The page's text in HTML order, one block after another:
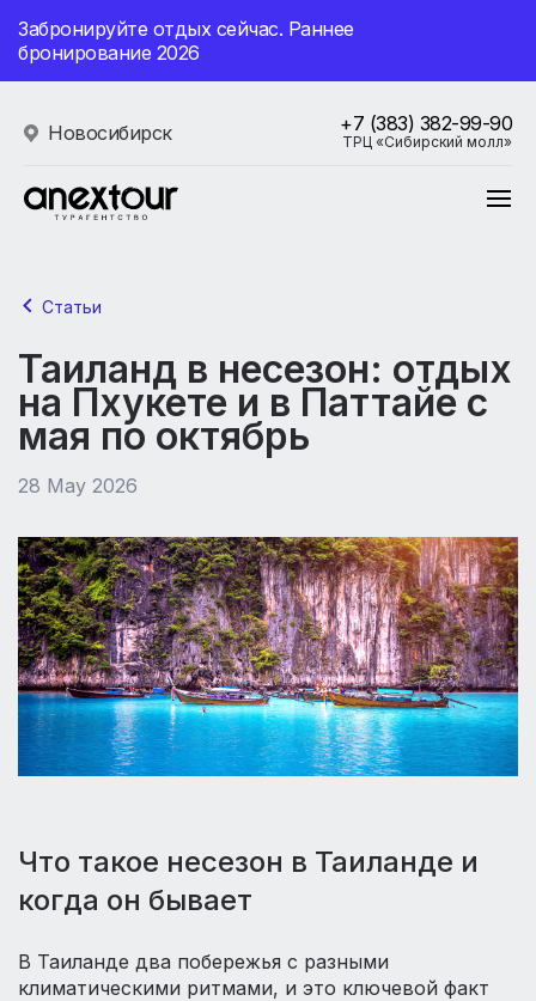
Забронируйте отдых сейчас. Раннее
бронирование 2026
Новосибирск +7 (383) 382-99-90
ТРЦ «Сибирский молл»
Статьи
Таиланд в несезон: отдых
на Пхукете и в Паттайе с
мая по октябрь
28 May 2026
Что такое несезон в Таиланде и
когда он бывает
В Таиланде два побережья с разными
климатическими ритмами, и это ключевой факт